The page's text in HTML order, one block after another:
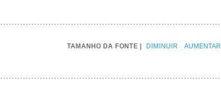
TAMANHO DA FONTE | DIMINUIR AUMENTAR